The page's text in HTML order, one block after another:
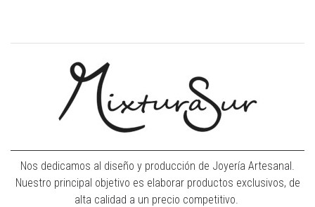
Nos dedicamos al diseño y producción de Joyería Artesanal.
Nuestro principal objetivo es elaborar productos exclusivos, de
alta calidad a un precio competitivo.